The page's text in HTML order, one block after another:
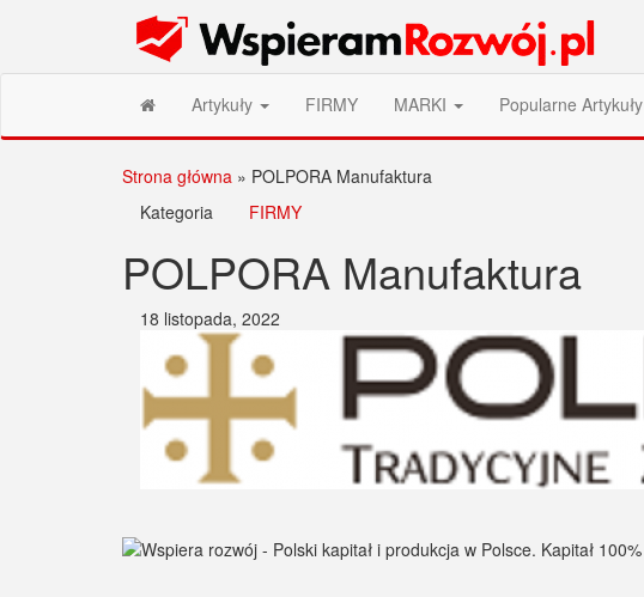
Wspieram Rozwój PL
Artykuły FIRMY MARKI Popularne Artykuły
Strona główna » POLPORA Manufaktura
Kategoria
FIRMY
POLPORA Manufaktura
18 listopada, 2022